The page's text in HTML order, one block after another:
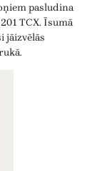
pasludina
TCX. Īsumā
jāizvēlās